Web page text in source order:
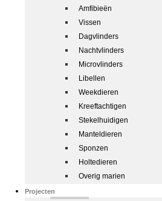
Amfibieën
Vissen
Dagvlinders
Nachtvlinders
Microvlinders
Libellen
Weekdieren
Kreeftachtigen
Stekelhuidigen
Manteldieren
Sponzen
Holtedieren
Overig marien
Projecten